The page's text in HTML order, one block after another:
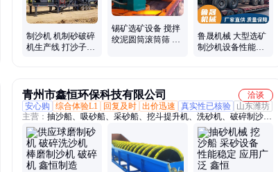
制沙机 机制砂破碎
机生产线 打沙子的
锡矿选矿设备 搅拌
绞泥圆筒滚筒筛 移
鲁晟机械 大型选矿
制沙机设备性能稳
青州市鑫恒环保科技有限公司
洽谈
安心购
综合体验L1 回复及时 出价迅速 真实性已核验
山东潍坊
主营： 抽沙船、吸砂船、采砂船、挖斗提升机、洗砂机、破碎制沙
机、细沙回收机、挖斗洗沙机、球磨制砂机、轮式洗沙机、筛沙机、
洗沙机、筛砂机、螺旋洗沙机、抽沙机、挖沙船、挖泥船、抽砂船、
运沙船、清淤船、吸沙船、脱水筛、淘金船、割边船、挖沙斗